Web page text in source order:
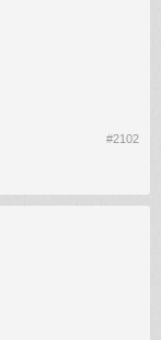
#2102